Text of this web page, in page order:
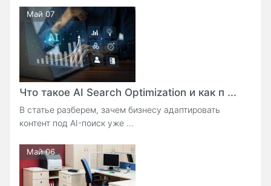
Май 07
Что такое AI Search Optimization и как п ...
В статье разберем, зачем бизнесу адаптировать
контент под AI-поиск уже ...
Май 06